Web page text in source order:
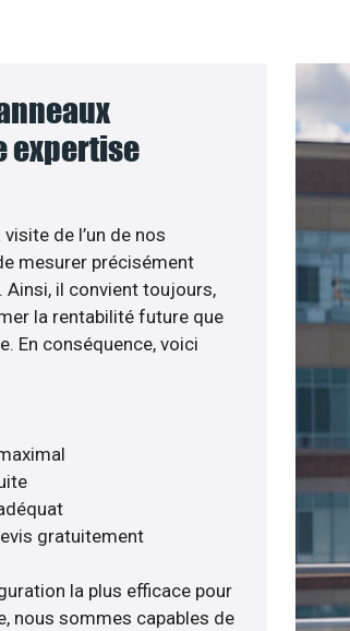
expertise
de l’un de nos
mesurer précisément
Ainsi, il convient toujours,
la rentabilité future que
En conséquence, voici
gratuitement
la plus efficace pour
nous sommes capables de